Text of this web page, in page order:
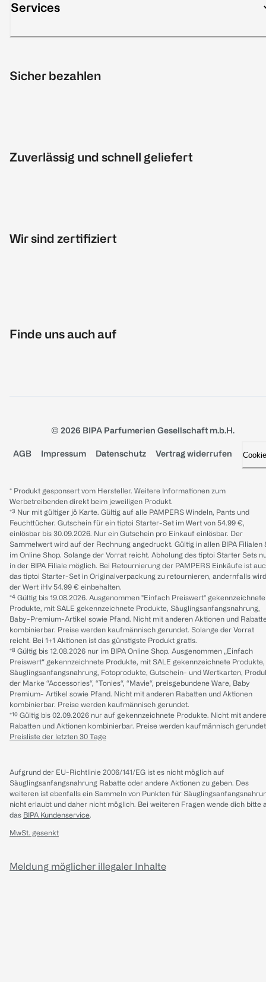
Services
Sicher bezahlen
Zuverlässig und schnell geliefert
Wir sind zertifiziert
Finde uns auch auf
© 2026 BIPA Parfumerien Gesellschaft m.b.H.
AGB Impressum Datenschutz Vertrag widerrufen
* Produkt gesponsert vom Hersteller. Weitere Informationen zum
Werbetreibenden direkt beim jeweiligen Produkt.
*³ Nur mit gültiger jö Karte. Gültig auf alle PAMPERS Windeln, Pants und
Feuchttücher. Gutschein für ein tiptoi Starter-Set im Wert von 54.99 €,
einlösbar bis 30.09.2026. Nur ein Gutschein pro Einkauf einlösbar. Der
Sammelwert wird auf der Rechnung angedruckt. Gültig in allen BIPA Filialen
im Online Shop. Solange der Vorrat reicht. Abholung des tiptoi Starter Sets
in der BIPA Filiale möglich. Bei Retournierung der PAMPERS Einkäufe ist
das tiptoi Starter-Set in Originalverpackung zu retournieren, andernfalls wird
der Wert iHv 54.99 € einbehalten.
*⁴ Gültig bis 19.08.2026. Ausgenommen "Einfach Preiswert" gekennzeichnete
Produkte, mit SALE gekennzeichnete Produkte, Säuglingsanfangsnahrung,
Baby-Premium-Artikel sowie Pfand. Nicht mit anderen Aktionen und
kombinierbar. Preise werden kaufmännisch gerundet. Solange der Vorrat
reicht. Bei 1+1 Aktionen ist das günstigste Produkt gratis.
*⁸ Gültig bis 12.08.2026 nur im BIPA Online Shop. Ausgenommen „Einfach
Preiswert“ gekennzeichnete Produkte, mit SALE gekennzeichnete Produkte,
Säuglingsanfangsnahrung, Fotoprodukte, Gutschein- und Wertkarten,
der Marke “Accessories“, “Tonies“, “Mavie“, preisgebundene Ware, Baby
Premium- Artikel sowie Pfand. Nicht mit anderen Rabatten und Aktionen
kombinierbar. Preise werden kaufmännisch gerundet.
*¹⁰ Gültig bis 02.09.2026 nur auf gekennzeichnete Produkte. Nicht mit
Rabatten und Aktionen kombinierbar. Preise werden kaufmännisch
Preisliste der letzten 30 Tage
Aufgrund der EU-Richtlinie 2006/141/EG ist es nicht möglich auf
Säuglingsanfangsnahrung Rabatte oder andere Aktionen zu geben. Des
weiteren ist ebenfalls ein Sammeln von Punkten für
nicht erlaubt und daher nicht möglich. Bei weiteren Fragen wende dich bitte
das BIPA Kundenservice.
MwSt. gesenkt
Meldung möglicher illegaler Inhalte